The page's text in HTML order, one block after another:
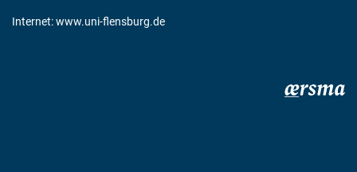
Internet:www.uni-flensburg.de